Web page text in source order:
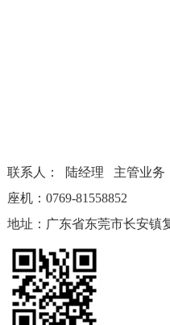
联系人： 陆经理 主管业
座机：0769-81558852
地址：广东省东莞市长安镇